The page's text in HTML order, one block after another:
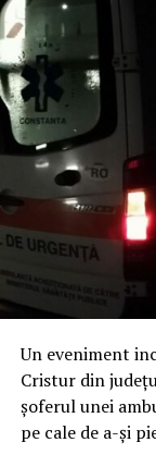
Un eveniment
Cristur din
șoferul unei
pe cale de a-și